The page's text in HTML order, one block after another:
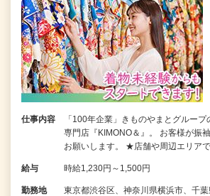
仕事内容
「100年企業」きものやまとグルー
専門店『KIMONO＆』。 お客様が振
お願いします。 ★店舗や周辺エリア
給与 時給1,230円～1,500円
勤務地
東京都渋谷区、神奈川県横浜市、千